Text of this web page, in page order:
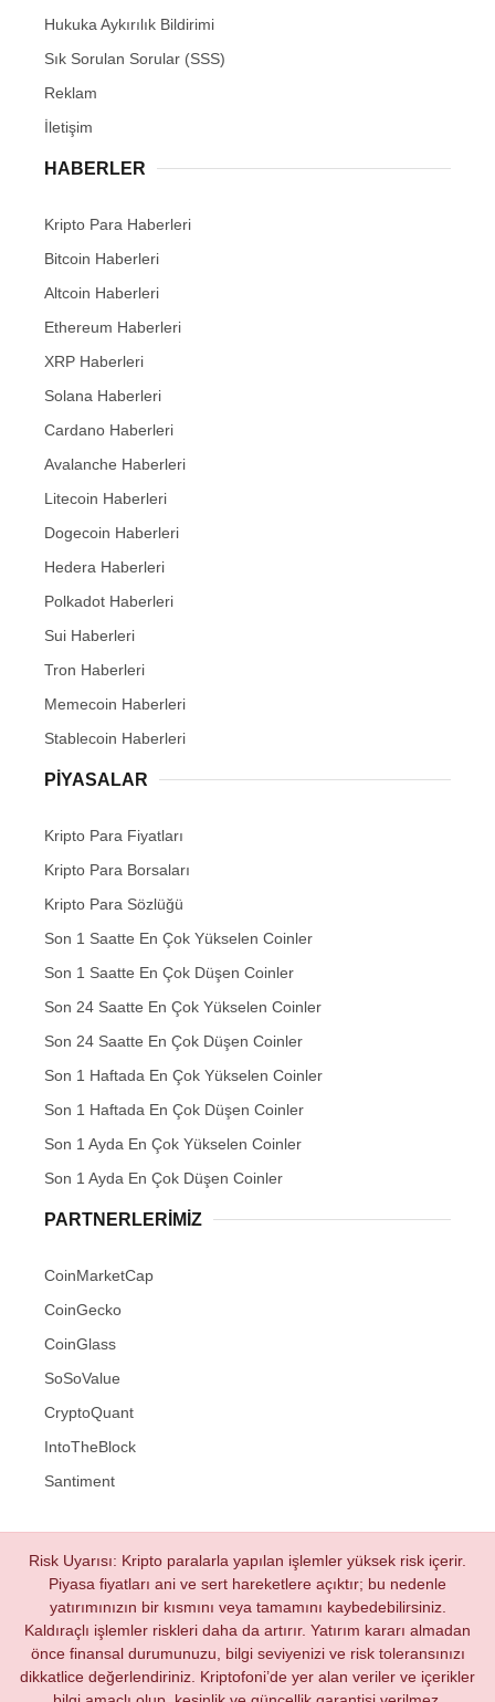
Hukuka Aykırılık Bildirimi
Sık Sorulan Sorular (SSS)
Reklam
İletişim
HABERLER
Kripto Para Haberleri
Bitcoin Haberleri
Altcoin Haberleri
Ethereum Haberleri
XRP Haberleri
Solana Haberleri
Cardano Haberleri
Avalanche Haberleri
Litecoin Haberleri
Dogecoin Haberleri
Hedera Haberleri
Polkadot Haberleri
Sui Haberleri
Tron Haberleri
Memecoin Haberleri
Stablecoin Haberleri
PIYASALAR
Kripto Para Fiyatları
Kripto Para Borsaları
Kripto Para Sözlüğü
Son 1 Saatte En Çok Yükselen Coinler
Son 1 Saatte En Çok Düşen Coinler
Son 24 Saatte En Çok Yükselen Coinler
Son 24 Saatte En Çok Düşen Coinler
Son 1 Haftada En Çok Yükselen Coinler
Son 1 Haftada En Çok Düşen Coinler
Son 1 Ayda En Çok Yükselen Coinler
Son 1 Ayda En Çok Düşen Coinler
PARTNERLERIMIZ
CoinMarketCap
CoinGecko
CoinGlass
SoSoValue
CryptoQuant
IntoTheBlock
Santiment
Risk Uyarısı: Kripto paralarla yapılan işlemler yüksek risk içerir.
Piyasa fiyatları ani ve sert hareketlere açıktır; bu nedenle
yatırımınızın bir kısmını veya tamamını kaybedebilirsiniz.
Kaldıraçlı işlemler riskleri daha da artırır. Yatırım kararı almadan
önce finansal durumunuzu, bilgi seviyenizi ve risk toleransınızı
dikkatlice değerlendiriniz. Kriptofoni’de yer alan veriler ve içerikler